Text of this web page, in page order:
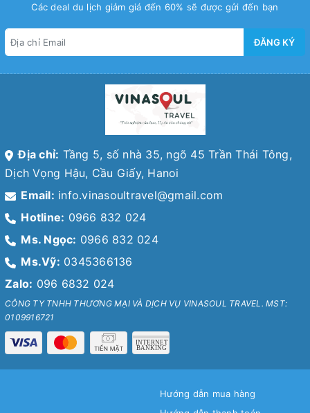
Các deal du lịch giảm giá đến 60% sẽ được gửi đến bạn
ĐĂNG KÝ
Địa chỉ: Tầng 5, số nhà 35, ngõ 45 Trần Thái Tông,
Dịch Vọng Hậu, Cầu Giấy, Hanoi
Email: info.vinasoultravel@gmail.com
Hotline: 0966 832 024
Ms. Ngọc: 0966 832 024
Ms.Vỹ: 0345366136
Zalo: 096 6832 024
CÔNG TY TNHH THƯƠNG MẠI VÀ DỊCH VỤ VINASOUL TRAVEL. MST:
0109916721
Hướng dẫn mua hàng